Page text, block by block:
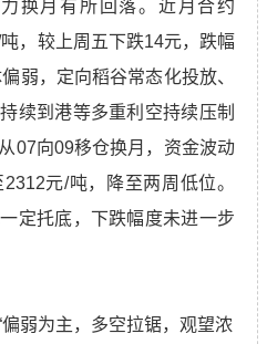
换月有所回落。近月合约
，较上周五下跌14元，跌幅
弱，定向稻谷常态化投放、
续到港等多重利空持续压制
07向09移仓换月，资金波动
元/吨，降至两周低位。
定托底，下跌幅度未进一步
弱为主，多空拉锯，观望浓